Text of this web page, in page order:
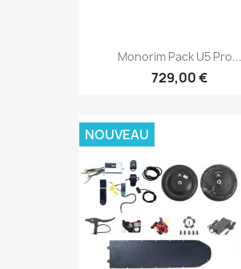
Monorim Pack U5 Pro...
729,00 €
NOUVEAU